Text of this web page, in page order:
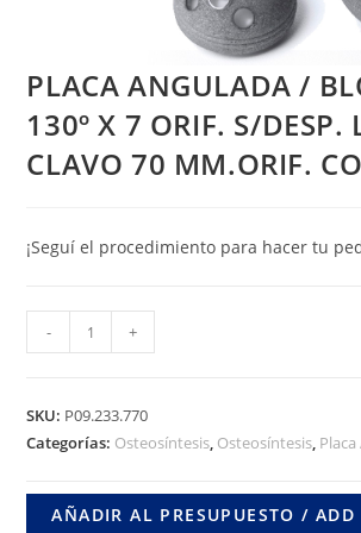
PLACA ANGULADA /
130º X 7 ORIF. S/DESP.
CLAVO 70 MM.ORIF.
¡Seguí el procedimiento para hacer tu
ANGULADA
BLOQUEADO
130º
- +
SKU: P09.233.770
Categorías: Osteosíntesis, Osteosíntesis,
AÑADIR AL PRESUPUESTO / ADD